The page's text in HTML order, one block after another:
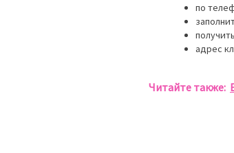
по
адрес
Читайте также: